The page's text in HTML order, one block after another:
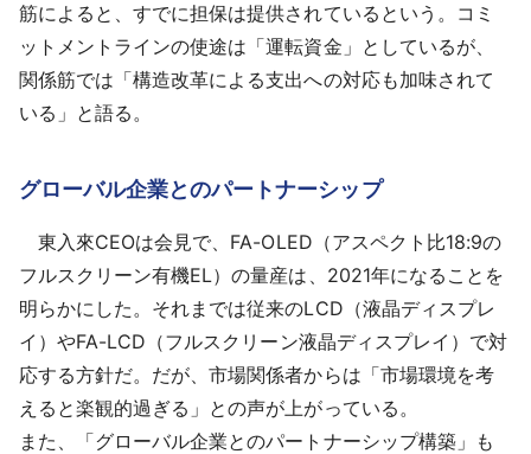
筋によると、すでに担保は提供されているという。コミ
ットメントラインの使途は「運転資金」としているが、
関係筋では「構造改革による支出への対応も加味されて
いる」と語る。
グローバル企業とのパートナーシップ
東入來CEOは会見で、FA-OLED（アスペクト比18:9の
フルスクリーン有機EL）の量産は、2021年になることを
明らかにした。それまでは従来のLCD（液晶ディスプレ
イ）やFA-LCD（フルスクリーン液晶ディスプレイ）で対
応する方針だ。だが、市場関係者からは「市場環境を考
えると楽観的過ぎる」との声が上がっている。
また、「グローバル企業とのパートナーシップ構築」も